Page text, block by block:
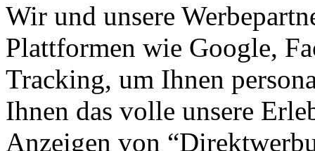
Wir und unsere
Plattformen wie Google,
Tracking, um Ihnen
Ihnen das volle unsere
Anzeigen von